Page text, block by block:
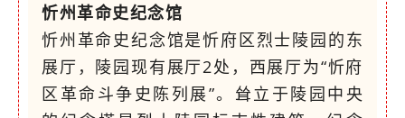
忻州革命史纪念馆
忻州革命史纪念馆是忻府区烈士陵园的东
展厅，陵园现有展厅2处，西展厅为“忻府
区革命斗争史陈列展”。耸立于陵园中央